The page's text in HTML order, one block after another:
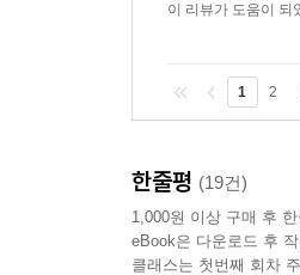
이 리뷰가 도움이 되
1 2
한줄평 (19건)
1,000원 이상 구매 후
eBook은 다운로드 후
클래스는 첫번째 회차